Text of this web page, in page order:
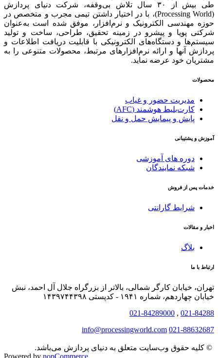
طی بیش از ۳۰ سال تلاش بی‌وقفه، شرکت دنیای پردازش
(Processing World)، با در اختیار داشتن تیمی مجرب و متخصص در
حوزه مهندسی الکترونیک و نرم‌افزار، موفق شده است به‌عنوان
شرکتی پویا و پیشرو در زمینه‌ تحقیق، طراحی، ساخت و تولید
سیستم‌ها و دستگاه‌های الکترونیکی با قابلیت دریافت اطلاعات و
پردازش آنها و ارائه‌ نرم‌افزارهای مرتبط، محصولات متنوعی را به
مشتریان خود عرضه نماید.
محصولات
مدیریت حضور و غیاب
کارت‌بلیط هوشمند (AFC)
پایش و پیمایش حمل و نقل
آموزش و پشتیبانی
دوره های آموزشی
شبکه نمایندگان
خدمات پس از فروش
شرایط گارانتی
اخبار و مقالات
بلاگ
ارتباط با ما
تهران، خیابان کارگر شمالی، بالاتر از بزرگراه جلال آل احمد، نبش
خیابان چهاردهم، شماره ۱۹۴۱ - کدپستی ۱۴۳۹۷۴۴۳۹۸
021-84288
,
021-84289000
021-88632687
info@processingworld.com
© کلیه حقوق وب‌سایت متعلق به دنیای پردازش می‌باشد.
Powered by nopCommerce